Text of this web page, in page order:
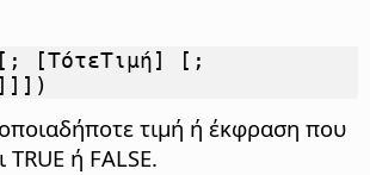
[; [ΤότεΤιμή] [;
οποιαδήποτε τιμή ή έκφραση που
TRUE ή FALSE.